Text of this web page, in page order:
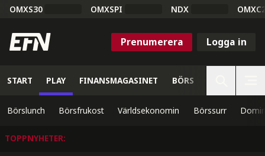
OMXS30 OMXSPI NDX
Prenumerera Logga in
START PLAY FINANSMAGASINET BÖRS
Börslunch Börsfrukost Världsekonomin Börssurr
TOPPNYHETER: